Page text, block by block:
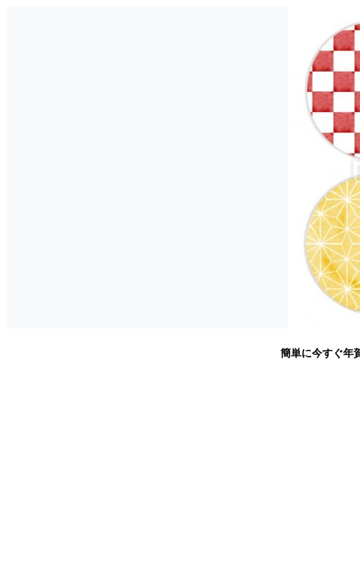
簡単に今すぐ年